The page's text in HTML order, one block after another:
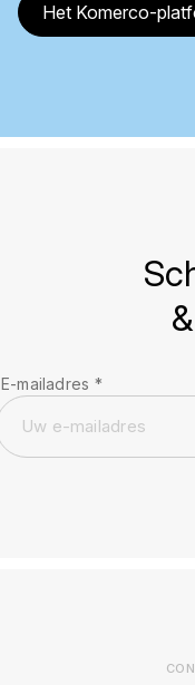
Het Komerco-
E-mailadres *